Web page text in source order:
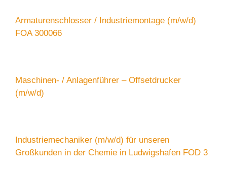
Armaturenschlosser / Industriemontage (m/w/d)
FOA 300066
Maschinen- / Anlagenführer – Offsetdrucker
(m/w/d)
Industriemechaniker (m/w/d) für unseren
Großkunden in der Chemie in Ludwigshafen FOD 3